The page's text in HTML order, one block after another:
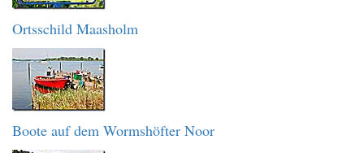
Ortsschild Maasholm
Boote auf dem Wormshöfter Noor